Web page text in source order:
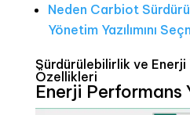
Neden Carbiot
Yönetim Yazılımını
Sürdürülebilirlik ve Enerji
Özellikleri
Enerji Performans